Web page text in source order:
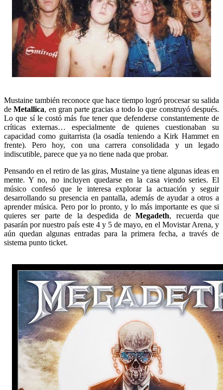
Mustaine también reconoce que hace tiempo logró procesar su salida
deMetallica, en gran parte gracias a todo lo que construyó después.
Lo que sí le costó más fue tener que defenderse constantemente de
críticas externas… especialmente de quienes cuestionaban su
capacidad como guitarrista (la osadía teniendo a Kirk Hammet en
frente). Pero hoy, con una carrera consolidada y un legado
indiscutible, parece que ya no tiene nada que probar.
Pensando en el retiro de las giras, Mustaine ya tiene algunas ideas en
mente. Y no, no incluyen quedarse en la casa viendo series. El
músico confesó que le interesa explorar la actuación y seguir
desarrollando su presencia en pantalla, además de ayudar a otros a
aprender música. Pero por lo pronto, y lo más importante es que si
quieres ser parte de la despedida deMegadeth, recuerda que
pasarán por nuestro país este 4 y 5 de mayo, en el Movistar Arena, y
aún quedan algunas entradas para la primera fecha, a través de
sistema punto ticket.